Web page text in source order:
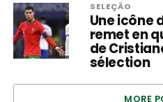
SELEÇÃO
Une icône
remet en
de
sélection
MORE